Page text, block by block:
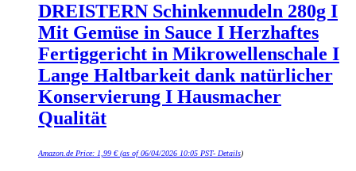
DREISTERN Schinkennudeln 280g I
Mit Gemüse in Sauce I Herzhaftes
Fertiggericht in Mikrowellenschale I
Lange Haltbarkeit dank natürlicher
Konservierung I Hausmacher
Qualität
Amazon.de Price: 1,99 €(as of 06/04/2026 10:05 PST- Details)